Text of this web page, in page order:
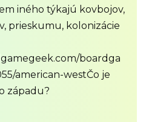
iného týkajú kovbojov,
prieskumu, kolonizácie
boardga
american-westČo je
západu?